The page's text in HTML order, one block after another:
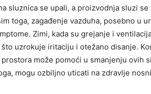
sluznica se upali, a proizvodnja sluzi
toga, zagađenje vazduha, posebno u
Zimi, kada su grejanje i
uzrokuje iritaciju i otežano disanje.
može pomoći u smanjenju ovih
mogu ozbiljno uticati na zdravlje